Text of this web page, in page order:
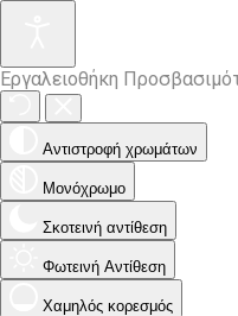
Εργαλειοθήκη
Αντιστροφή χρωμάτων
Μονόχρωμο
Σκοτεινή αντίθεση
Φωτεινή Αντίθεση
Χαμηλός κορεσμός